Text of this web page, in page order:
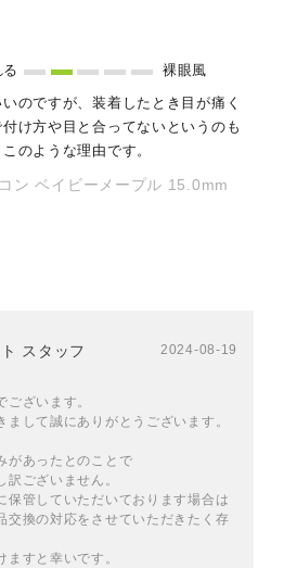
裸眼風
のですが、装着したとき目が痛く
け方や目と合ってないというのも
のような理由です。
ン ベイビーメープル 15.0mm
スタッフ 2024-08-19
ございます。
まして誠にありがとうございます。
があったとのことで
訳ございません。
保管していただいております場合は
交換の対応をさせていただきたく存
すと幸いです。